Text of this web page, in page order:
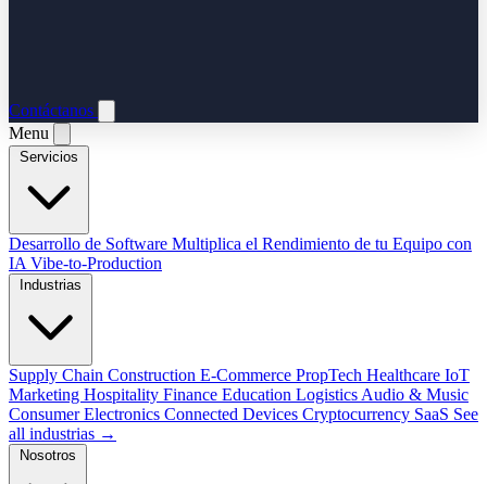
Contáctanos
Menu
Desarrollo de Software Multiplica el Rendimiento de tu Equipo con
IA Vibe-to-Production
Supply Chain Construction E-Commerce PropTech Healthcare IoT
Marketing Hospitality Finance Education Logistics Audio & Music
Consumer Electronics Connected Devices Cryptocurrency SaaS See
all industrias →